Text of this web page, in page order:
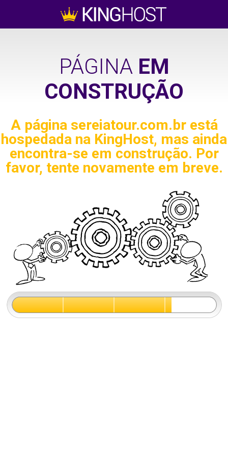
PÁGINA EM
CONSTRUÇÃO
A página sereiatour.com.brestá
hospedada na KingHost, mas ainda
encontra-se em construção. Por
favor, tente novamente em breve.